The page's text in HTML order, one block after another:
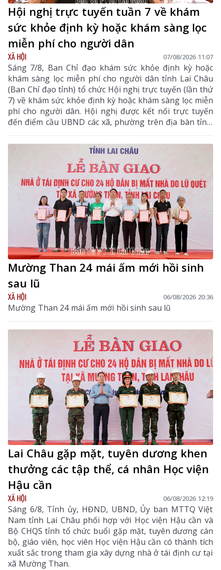
Hội nghị trực tuyến tuần 7 về khám
sức khỏe định kỳ hoặc khám sàng lọc
miễn phí cho người dân
XÃ HỘI 07/08/2026 11:07
Sáng 7/8, Ban Chỉ đạo khám sức khỏe định kỳ hoặc
khám sàng lọc miễn phí cho người dân tỉnh Lai Châu
(Ban Chỉ đạo tỉnh) tổ chức Hội nghị trực tuyến (lần thứ
7) về khám sức khỏe định kỳ hoặc khám sàng lọc miễn
phí cho người dân. Hội nghị được kết nối trực tuyến
đến điểm cầu UBND các xã, phường trên địa bàn tỉnh.
Đồng chí Bùi Tiến Thanh – Tỉnh ủy viên, Giám đốc Sở
Y tế, Phó Trưởng Ban chỉ đạo tỉnh chủ trì hội nghị. Dự
hội nghị còn có các đồng chí thành viên Ban Chỉ đạo
Mường Than 24 mái ấm mới hồi sinh
sau lũ
XÃ HỘI 06/08/2026 20:36
Mường Than 24 mái ấm mới hồi sinh sau lũ
Lai Châu gặp mặt, tuyên dương khen
thưởng các tập thể, cá nhân Học viện
Hậu cần
XÃ HỘI 06/08/2026 12:19
Sáng 6/8, Tỉnh ủy, HĐND, UBND, Ủy ban MTTQ Việt
Nam tỉnh Lai Châu phối hợp với Học viện Hậu cần và
Bộ CHQS tỉnh tổ chức buổi gặp mặt, tuyên dương cán
bộ, giáo viên, học viên Học viện Hậu cần có thành tích
xuất sắc trong tham gia xây dựng nhà ở tái định cư tại
xã Mường Than.